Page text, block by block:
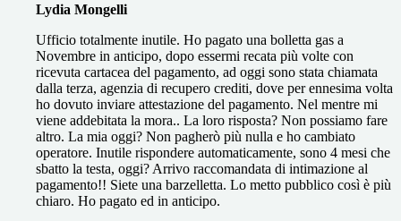
Lydia Mongelli
Ufficio totalmente inutile. Ho pagato una bolletta gas a
Novembre in anticipo, dopo essermi recata più volte con
ricevuta cartacea del pagamento, ad oggi sono stata chiamata
dalla terza, agenzia di recupero crediti, dove per ennesima volta
ho dovuto inviare attestazione del pagamento. Nel mentre mi
viene addebitata la mora.. La loro risposta? Non possiamo fare
altro. La mia oggi? Non pagherò più nulla e ho cambiato
operatore. Inutile rispondere automaticamente, sono 4 mesi che
sbatto la testa, oggi? Arrivo raccomandata di intimazione al
pagamento!! Siete una barzelletta. Lo metto pubblico così è più
chiaro. Ho pagato ed in anticipo.